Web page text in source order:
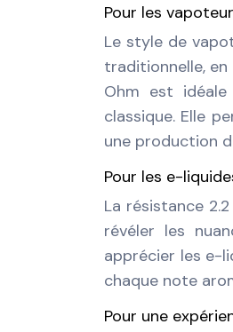
Pour les
Le style de
traditionnelle, en
Ohm est
classique. Elle
une production
Pour les e-
La résistance
révéler les
apprécier les e-
chaque note
Pour une